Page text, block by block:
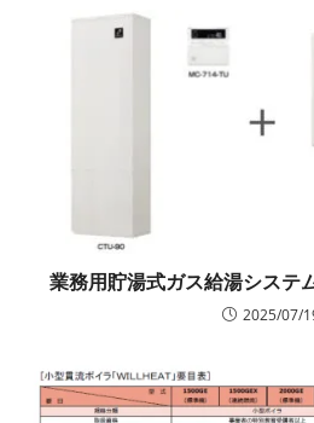
業務用貯湯式ガス給湯システ
2025/07/